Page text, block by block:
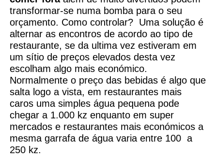
transformar-se numa bomba para o seu
orçamento. Como controlar? Uma solução é
alternar as encontros de acordo ao tipo de
restaurante, se da ultima vez estiveram em
um sítio de preços elevados desta vez
escolham algo mais económico.
Normalmente o preço das bebidas é algo que
salta logo a vista, em restaurantes mais
caros uma simples água pequena pode
chegar a 1.000 kz enquanto em super
mercados e restaurantes mais económicos a
mesma garrafa de água varia entre 100 a
250 kz.